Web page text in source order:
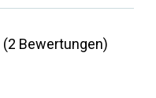
(2 Bewertungen)